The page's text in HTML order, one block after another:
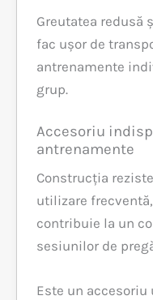
Greutatea redusă
fac ușor de
antrenamente
grup.
Accesoriu
antrenamente
Construcția
utilizare
contribuie la un
sesiunilor de
Este un